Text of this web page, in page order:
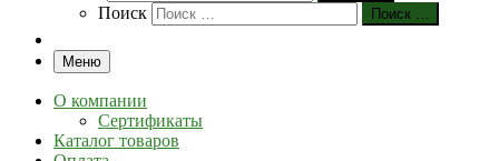
Поиск Поиск …
Меню
О компании
Сертификаты
Каталог товаров